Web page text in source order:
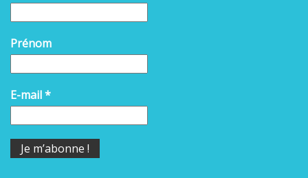
Prénom
E-mail*